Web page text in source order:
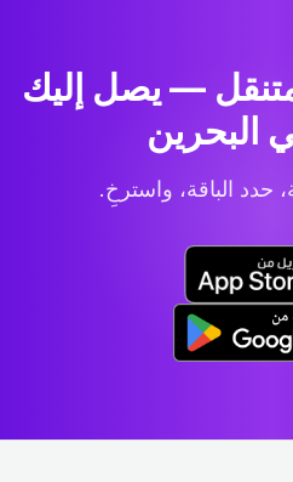
— يصل إليك
البحرين
حدد الباقة، واسترخِ.